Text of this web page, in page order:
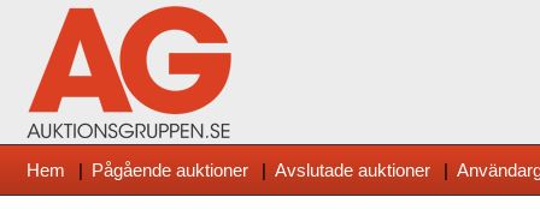
Hem | Pågående auktioner | Avslutade auktioner |